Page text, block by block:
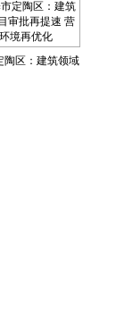
合规文化长廊建
设
陶区：建筑领域